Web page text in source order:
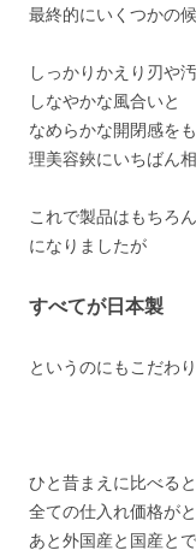
最終的にいくつかの
しっかりかえり刃や
しなやかな風合いと
なめらかな開閉感を
理美容鋏にいちばん
これで製品はもちろ
になりましたが
すべてが日本製
というのにもこだわ
ひと昔まえに比べると
全ての仕入れ価格が
あと外国産と国産と